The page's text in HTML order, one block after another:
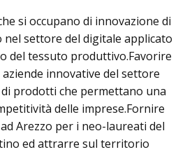
si occupano di innovazione di
settore del digitale applicato
del tessuto produttivo.Favorire
aziende innovative del settore
prodotti che permettano una
delle imprese.Fornire
Arezzo per i neo-laureati del
ed attrarre sul territorio